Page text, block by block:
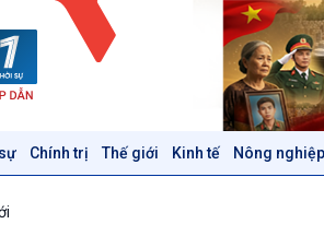
Chính trị Thế giới Kinh tế Nông